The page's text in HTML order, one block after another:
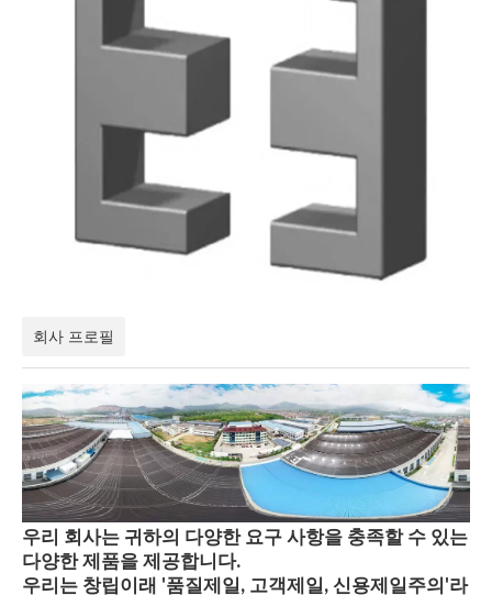
회사 프로필
우리 회사는 귀하의 다양한 요구 사항을 충족할 수 있는
다양한 제품을 제공합니다.
우리는 창립이래 '품질제일, 고객제일, 신용제일주의'라